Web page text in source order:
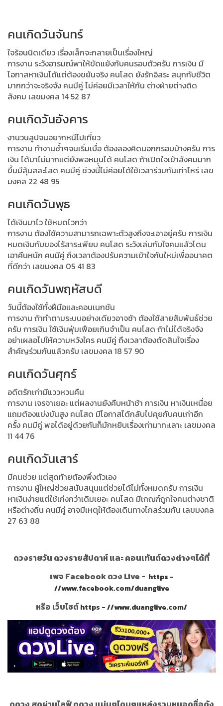
คนเกิดวันจันทร์
ใจร้อนนิดเดียว เรื่องเล็กจะกลายเป็นเรื่องใหญ่
การงาน ระวังอารมณ์พาให้ขัดแย้งกับคนรอบตัวครับ การเงิน มี
โอกาสหาเงินได้แต่ต้องขยันจริง คนโสด ยังรักอิสระ สนุกกับชีวิต
มากกว่าจะจริงจัง คนมีคู่ ไม่ค่อยมีเวลาให้กัน ต่างฝ่ายต่างติด
สังคม เลขมงคล 14 52 87
คนเกิดวันอังคาร
งานวนลูปจนอยากหนีไปเที่ยว
การงาน ทำงานซ้ำๆจนเริ่มเบื่อ ต้องลองคิดนอกกรอบบ้างครับ การ
เงิน ได้มาไม่มากแต่ยังพอหมุนได้ คนโสด ถ้าเปิดใจเข้าสังคมมาก
ขึ้นมีลุ้นสละโสด คนมีคู่ ช่วงนี้ไม่ค่อยได้ใช้เวลาร่วมกันเท่าไหร่ เลข
มงคล 22 48 95
คนเกิดวันพุธ
ได้เงินมาไว ใช้หมดไวกว่า
การงาน ต้องใช้ความสามารถเฉพาะตัวสูงถึงจะเอาอยู่ครับ การเงิน
หมดเงินกับของไร้สาระเพียบ คนโสด ระวังเล่นกับใจคนแล้วโดน
เอาคืนหนัก คนมีคู่ ถึงเวลาต้องปรับความเข้าใจกันใหม่เพื่ออนาคต
ที่ดีกว่า เลขมงคล 05 41 83
คนเกิดวันพฤหัสบดี
วันนี้ต้องใช้ทั้งฝีมือและคอนเนกชัน
การงาน ถ้าทำตามระบบอย่างเดียวอาจช้า ต้องใช้สายสัมพันธ์ช่วย
ครับ การเงิน ใช้เงินฟุ่มเฟือยเกินจำเป็น คนโสด ถ้าไม่ได้จริงจัง
อย่าเผลอไปให้ความหวังใคร คนมีคู่ ถึงเวลาต้องตัดสินใจเรื่อง
สำคัญร่วมกันแล้วครับ เลขมงคล 18 57 90
คนเกิดวันศุกร์
อดีตรักเก่ามีแววหวนคืน
การงาน เจรจาเยอะ แต่ผลงานยังคืบหน้าช้า การเงิน หาเงินเหนื่อย
แถมต้องแข่งขันสูง คนโสด มีโอกาสได้กลับไปคุยกับคนเก่าอีก
ครั้ง คนมีคู่ พอได้อยู่ด้วยกันก็มักหยิบเรื่องเก่ามาทะเลาะ เลขมงคล
11 44 76
คนเกิดวันเสาร์
มีคนช่วย แต่สุดท้ายต้องพึ่งตัวเอง
การงาน ผู้ใหญ่ช่วยสนับสนุนแต่ช่วยได้ไม่ทั้งหมดครับ การเงิน
หาเงินง่ายแต่ใช้เก่งกว่าเดิมเยอะ คนโสด มีเกณฑ์ถูกใจคนต่างชาติ
หรือต่างถิ่น คนมีคู่ อาจมีเหตุให้ต้องเดินทางไกลร่วมกัน เลขมงคล
27 63 88
ดวงรายวัน ดวงรายสัปดาห์ และ คอนเท้นต์ดวงต่างๆได้ที่
เพจ Facebook ดวง Live - https -
//www.facebook.com/duanglive
หรือ เว็บไซต์https - //www.duanglive.com/